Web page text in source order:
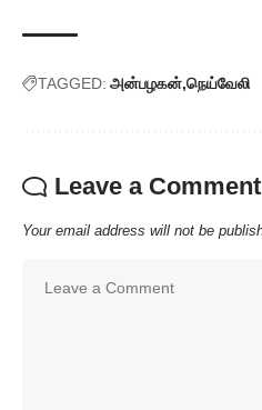
TAGGED: அன்பழகன் நெய்வேலி
Leave a Comment
Your email address will not be